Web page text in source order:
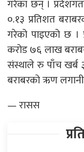
गरेका छन् ।
०.१३ प्रतिशत
गरेको पाइएको छ ।
करोड ७६ लाख
संस्थाले रु पाँच खर्ब
बराबरको ऋण
— रासस